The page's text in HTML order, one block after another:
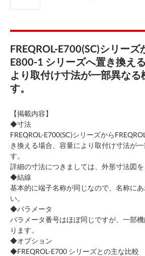
FREQROL-E700(SC)シリーズ
E800-1 シリーズへ置き換え
より取付け寸法が一部異なる
す。
【掲載内容】
◆寸法
FREQROL-E700(SC)シリーズから
き換える場合、容量により取付け寸法が
す。
詳細の寸法につきましては、外形寸法図を
◆結線
基本的に端子名称が同じなので、名称に
い。
◆パラメータ
パラメータ番号はほぼ同じですが、一部
ります。
◆オプション
◆FREQROL-E700 シリーズとの主な比較